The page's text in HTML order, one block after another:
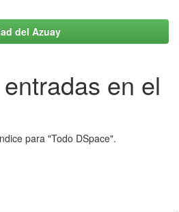
del Azuay
en el
para "Todo DSpace".